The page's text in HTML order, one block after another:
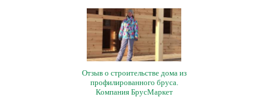
Отзыв о строительстве дома из
профилированного бруса.
Компания БрусМаркет